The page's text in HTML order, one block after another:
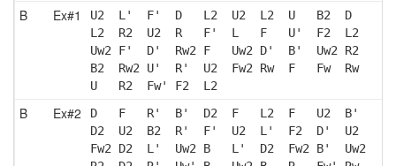
B Ex#1
U2  L'  F'  D   L2  U2  L2  U   B2  D
L2  R2  U2  R   F'  L   F   U'  F2  L2
Uw2 F'  D'  Rw2 F   Uw2 D'  B'  Uw2 R2
B2  Rw2 U'  R'  U2  Fw2 Rw  F   Fw  Rw
U   R2  Fw' F2  L2
B Ex#2
D   F   R'  B'  D2  F   L2  F   U2  B'
D2  U2  B2  R'  F'  U2  L'  F2  D'  U2
Fw2 D2  L'  Uw2 B   L'  D2  Fw2 B'  Uw2